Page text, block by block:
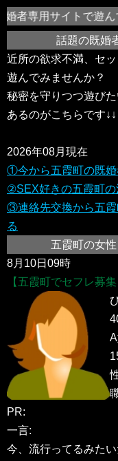
者専用サイトで遊ん
話題の既婚
近所の欲求不満、セ
遊んでみませんか？
秘密を守りつつ遊び
あるのがこちらです↓↓
2026年08月現在
①今から五霞町の既婚
②SEX好きの五霞町の
③連絡先交換から五
る
五霞町の女
8月10日09時
【五霞町でセフレ募集
PR:
一言:
今、流行ってるみた